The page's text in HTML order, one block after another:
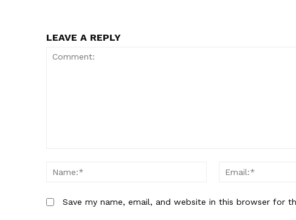
LEAVE A REPLY
Name:*
Save my name, email, and website in this browser for